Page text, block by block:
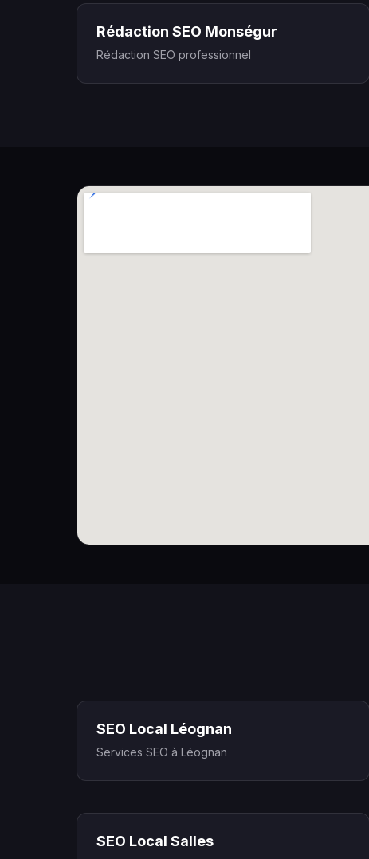
Rédaction SEO Monségur
Rédaction SEO professionnel
SEO Local Léognan
Services SEO à Léognan
SEO Local Salles